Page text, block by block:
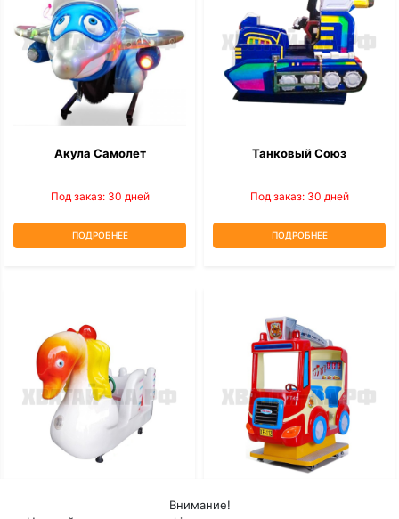
Акула Самолет
Под заказ: 30 дней
ПОДРОБНЕЕ
Танковый Союз
Под заказ: 30 дней
ПОДРОБНЕЕ
Внимание!